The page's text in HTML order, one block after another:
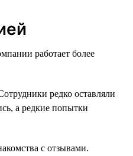
работает более
редко оставляли
а редкие попытки
с отзывами.